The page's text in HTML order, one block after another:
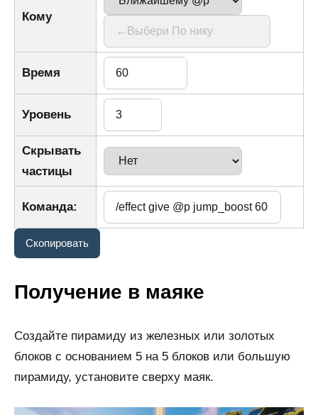
Кому
Время
Уровень
Скрывать
частицы
Команда:
Получение в маяке
Создайте пирамиду из железных или золотых
блоков с основанием 5 на 5 блоков или большую
пирамиду, установите сверху маяк.